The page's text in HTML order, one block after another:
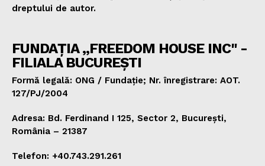
dreptului de autor.
FUNDAȚIA „FREEDOM HOUSE INC" -
FILIALA BUCUREȘTI
Formă legală: ONG / Fundație; Nr. înregistrare: AOT.
127/PJ/2004
Adresa: Bd. Ferdinand I 125, Sector 2, București,
România – 21387
Telefon: +40.743.291.261